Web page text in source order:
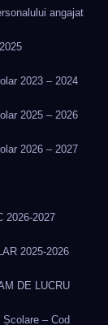
angajat
2023 – 2024
2025 – 2026
2026 – 2027
2026-2027
2025-2026
DE LUCRU
– Cod